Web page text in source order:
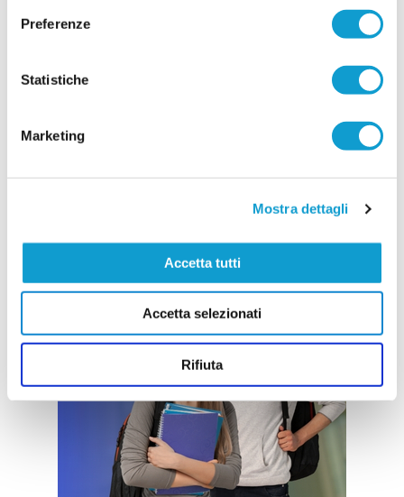
Preferenze
Statistiche
Marketing
Mostra dettagli
Accetta tutti
Accetta selezionati
Rifiuta